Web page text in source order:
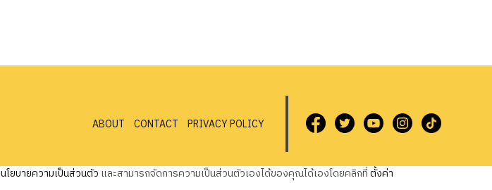
ABOUT CONTACT PRIVACY POLICY
นโยบายความเป็นส่วนตัว และสามารถจัดการความเป็นส่วนตัวเองได้ของคุณได้เองโดยคลิกที่ตั้งค่า